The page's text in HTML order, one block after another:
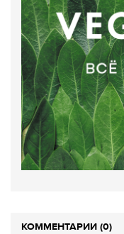
КОММЕНТАРИИ (0)